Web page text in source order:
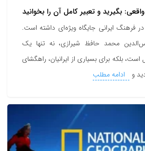
بگیرید و تعبیر کامل آن را بخوانید
در فرهنگ ایرانی جایگاه ویژه‌ای داشته است.
محمد حافظ شیرازی، نه تنها یک
بلکه برای بسیاری از ایرانیان، راهگشای
و
ادامه مطلب